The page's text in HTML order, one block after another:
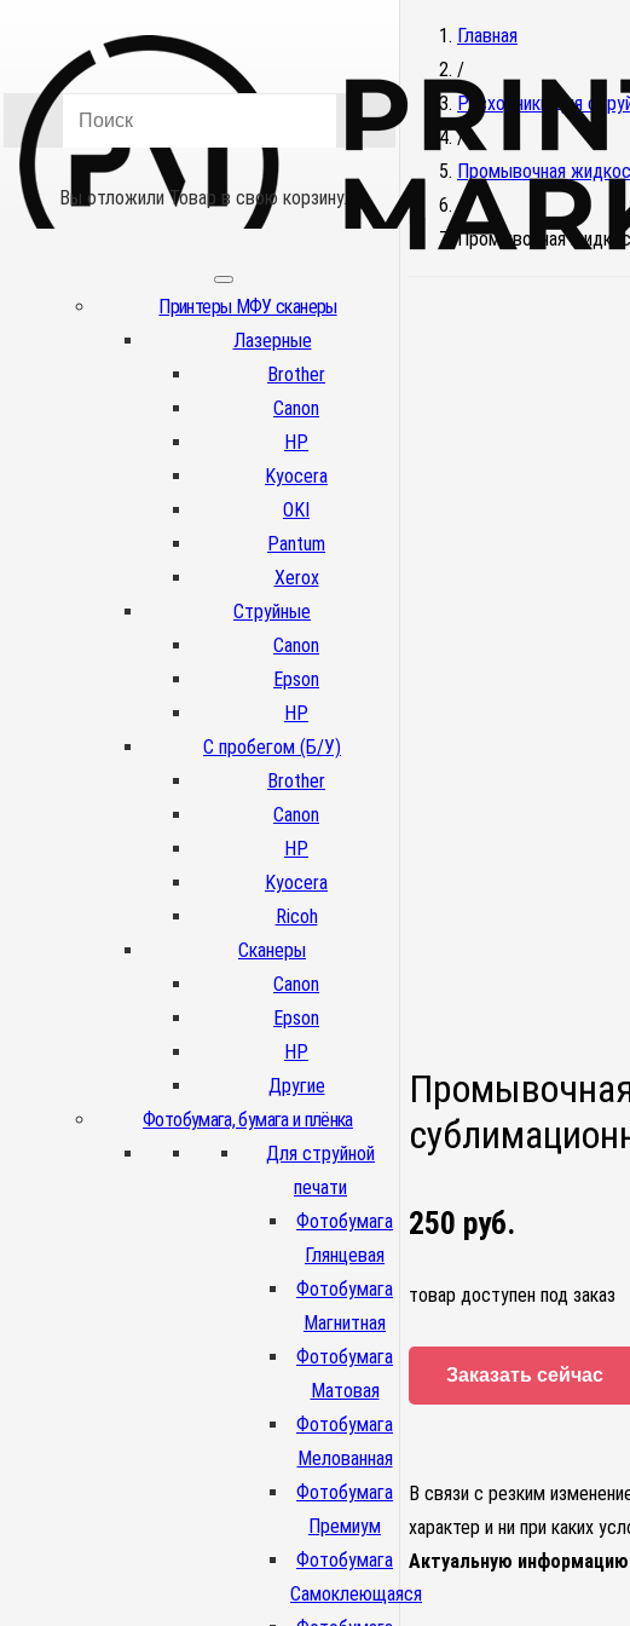
Вы отложилиТовар в свою корзину.
Принтеры МФУ сканеры
Лазерные
Brother
Canon
HP
Kyocera
OKI
Pantum
Xerox
Струйные
Canon
Epson
HP
С пробегом (Б/У)
Brother
Canon
HP
Kyocera
Ricoh
Сканеры
Canon
Epson
HP
Другие
Фотобумага, бумага и плёнка
Для струйной
печати
Фотобумага
Глянцевая
Фотобумага
Магнитная
Фотобумага
Матовая
Фотобумага
Мелованная
Фотобумага
Премиум
Фотобумага
Самоклеющаяся
Главная
/
Расходники для
/
Промывочная
/
Промывочная
250 руб.
товар доступен под заказ
Заказать сейчас
В связи с резким
характер и ни при каких
Актуальную